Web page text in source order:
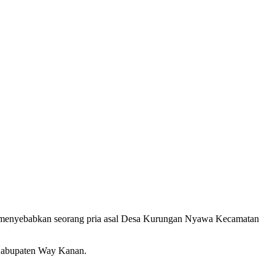
seorang pria asal Desa Kurungan Nyawa Kecamatan
Way Kanan.